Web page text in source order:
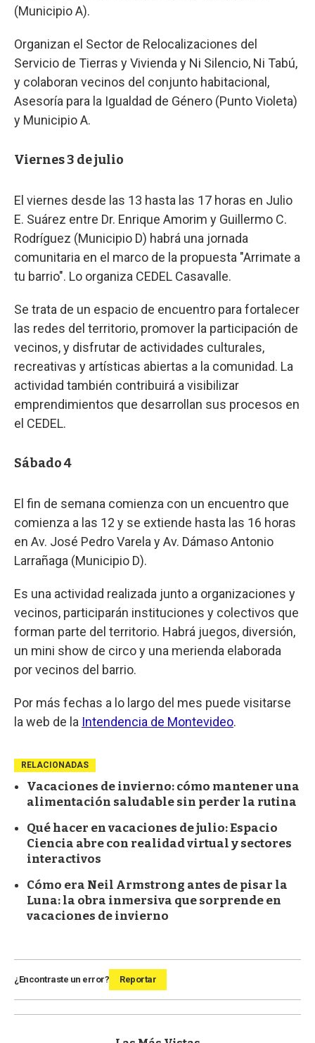
(Municipio A).
Organizan el Sector de Relocalizaciones del
Servicio de Tierras y Vivienda y Ni Silencio, Ni Tabú,
y colaboran vecinos del conjunto habitacional,
Asesoría para la Igualdad de Género (Punto Violeta)
y Municipio A.
Viernes 3 de julio
El viernes desde las 13 hasta las 17 horas en Julio
E. Suárez entre Dr. Enrique Amorim y Guillermo C.
Rodríguez (Municipio D) habrá una jornada
comunitaria en el marco de la propuesta "Arrimate a
tu barrio". Lo organiza CEDEL Casavalle.
Se trata de un espacio de encuentro para fortalecer
las redes del territorio, promover la participación de
vecinos, y disfrutar de actividades culturales,
recreativas y artísticas abiertas a la comunidad. La
actividad también contribuirá a visibilizar
emprendimientos que desarrollan sus procesos en
el CEDEL.
Sábado 4
El fin de semana comienza con un encuentro que
comienza a las 12 y se extiende hasta las 16 horas
en Av. José Pedro Varela y Av. Dámaso Antonio
Larrañaga (Municipio D).
Es una actividad realizada junto a organizaciones y
vecinos, participarán instituciones y colectivos que
forman parte del territorio. Habrá juegos, diversión,
un mini show de circo y una merienda elaborada
por vecinos del barrio.
Por más fechas a lo largo del mes puede visitarse
la web de la Intendencia de Montevideo.
RELACIONADAS
Vacaciones de invierno: cómo mantener una
alimentación saludable sin perder la rutina
Qué hacer en vacaciones de julio: Espacio
Ciencia abre con realidad virtual y sectores
interactivos
Cómo era Neil Armstrong antes de pisar la
Luna: la obra inmersiva que sorprende en
vacaciones de invierno
¿Encontraste un error? Reportar